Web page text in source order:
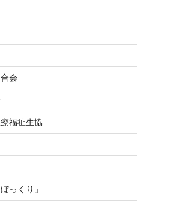
会
福祉生協
っくり」